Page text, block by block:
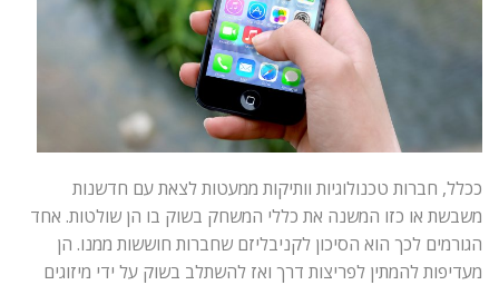
ככלל, חברות טכנולוגיות וותיקות ממעטות לצאת עם חדשנות
משבשת או כזו המשנה את כללי המשחק בשוק בו הן שולטות. אחד
הגורמים לכך הוא הסיכון לקניבליזם שחברות חוששות ממנו. הן
מעדיפות להמתין לפריצות דרך ואז להשתלב בשוק על ידי מיזוגים